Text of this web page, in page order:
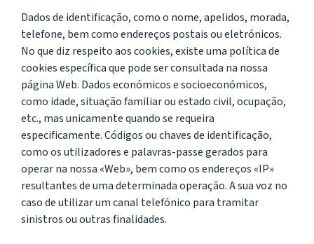
Dados de identificação, como o nome, apelidos, morada,
telefone, bem como endereços postais ou eletrónicos.
No que diz respeito aos cookies, existe uma política de
cookies específica que pode ser consultada na nossa
página Web. Dados económicos e socioeconómicos,
como idade, situação familiar ou estado civil, ocupação,
etc., mas unicamente quando se requeira
especificamente. Códigos ou chaves de identificação,
como os utilizadores e palavras-passe gerados para
operar na nossa «Web», bem como os endereços «IP»
resultantes de uma determinada operação. A sua voz no
caso de utilizar um canal telefónico para tramitar
sinistros ou outras finalidades.